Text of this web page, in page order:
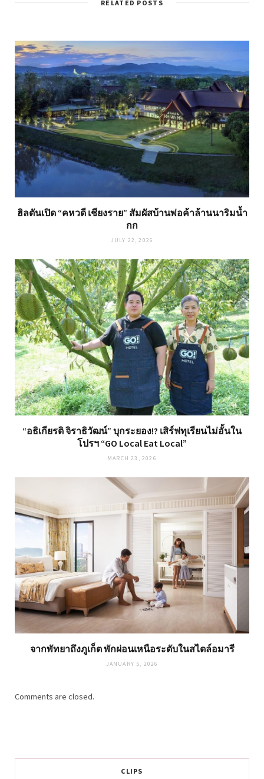
RELATED POSTS
ฮิลตันเปิด “คหวดี เชียงราย” สัมผัสบ้านพ่อค้าล้านนาริมน้ำ
กก
JULY 22, 2026
“อธิเกียรติ จิราธิวัฒน์” บุกระยอง!? เสิร์ฟทุเรียนไม่อั้นใน
โปรฯ “GO Local Eat Local”
MARCH 23, 2026
จากพัทยาถึงภูเก็ต พักผ่อนเหนือระดับในสไตล์อมารี
JANUARY 5, 2026
Comments are closed.
CLIPS